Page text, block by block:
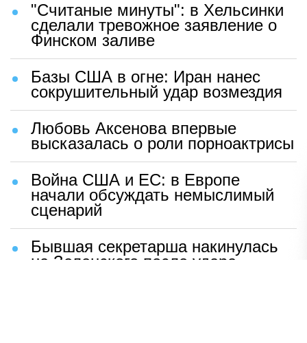
"Считаные минуты": в Хельсинки
сделали тревожное заявление о
Финском заливе
Базы США в огне: Иран нанес
сокрушительный удар возмездия
Любовь Аксенова впервые
высказалась о роли порноактрисы
Война США и ЕС: в Европе
начали обсуждать немыслимый
сценарий
Бывшая секретарша накинулась
на Зеленского после удара